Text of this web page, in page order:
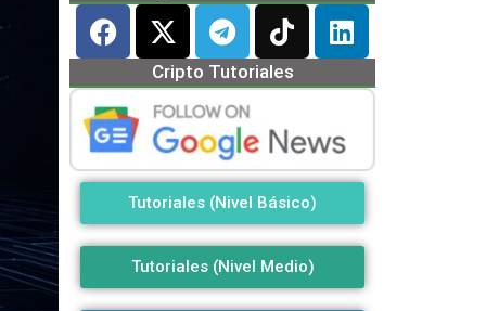
Cripto Tutoriales
Tutoriales (Nivel Básico)
Tutoriales (Nivel Medio)